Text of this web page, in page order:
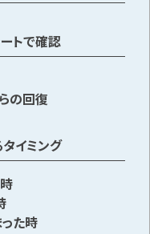
トで確認
の回復
イミング
た時